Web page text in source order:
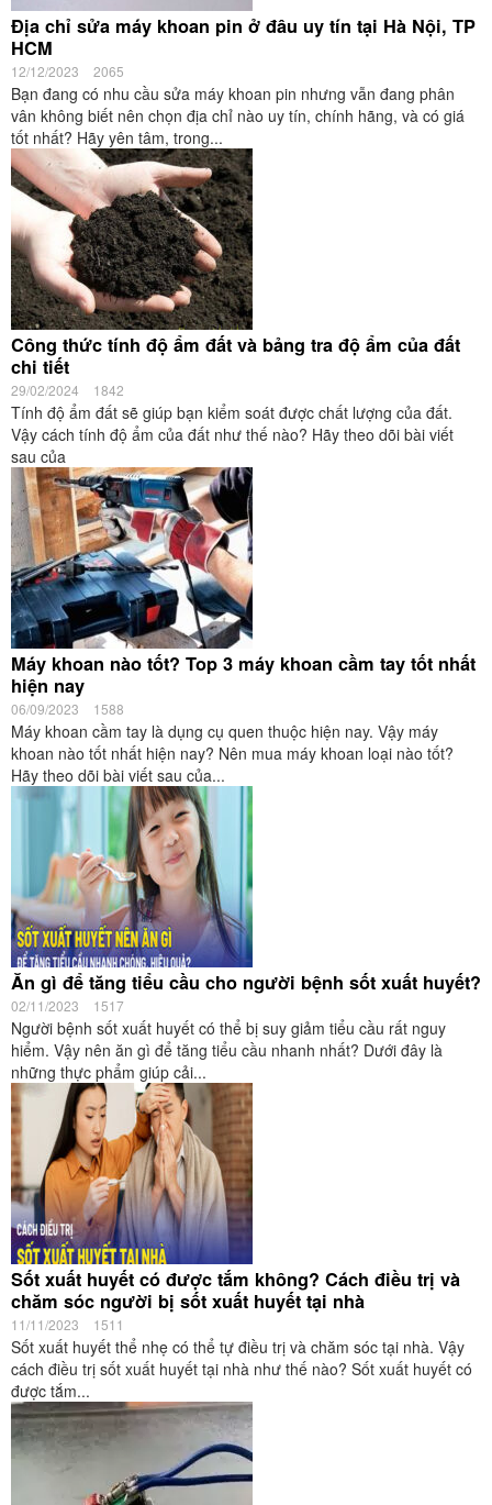
Địa chỉ sửa máy khoan pin ở đâu uy tín tại Hà Nội, TP
HCM
12/12/2023 2065
Bạn đang có nhu cầu sửa máy khoan pin nhưng vẫn đang phân
vân không biết nên chọn địa chỉ nào uy tín, chính hãng, và có giá
tốt nhất? Hãy yên tâm, trong...
Công thức tính độ ẩm đất và bảng tra độ ẩm của đất
chi tiết
29/02/2024 1842
Tính độ ẩm đất sẽ giúp bạn kiểm soát được chất lượng của đất.
Vậy cách tính độ ẩm của đất như thế nào? Hãy theo dõi bài viết
sau của
Máy khoan nào tốt? Top 3 máy khoan cầm tay tốt nhất
hiện nay
06/09/2023 1588
Máy khoan cầm tay là dụng cụ quen thuộc hiện nay. Vậy máy
khoan nào tốt nhất hiện nay? Nên mua máy khoan loại nào tốt?
Hãy theo dõi bài viết sau của...
Ăn gì để tăng tiểu cầu cho người bệnh sốt xuất huyết?
02/11/2023 1517
Người bệnh sốt xuất huyết có thể bị suy giảm tiểu cầu rất nguy
hiểm. Vậy nên ăn gì để tăng tiểu cầu nhanh nhất? Dưới đây là
những thực phẩm giúp cải...
Sốt xuất huyết có được tắm không? Cách điều trị và
chăm sóc người bị sốt xuất huyết tại nhà
11/11/2023 1511
Sốt xuất huyết thể nhẹ có thể tự điều trị và chăm sóc tại nhà. Vậy
cách điều trị sốt xuất huyết tại nhà như thế nào? Sốt xuất huyết có
được tắm...